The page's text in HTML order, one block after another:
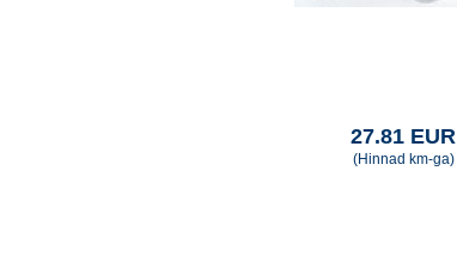
27.81 EUR
(Hinnad km-ga)